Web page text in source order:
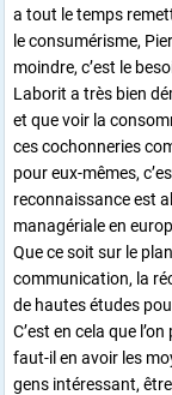
a tout le temps
le consumérisme,
moindre, c’est le
Laborit a très bien
et que voir la
ces cochonneries
pour eux-mêmes,
reconnaissance est
managériale en
Que ce soit sur le
communication, la
de hautes études
C’est en cela que
faut-il en avoir les
gens intéressant,